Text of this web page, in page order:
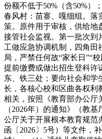
份额不低于50%（含50%）
春风村：苗寨、嘎细组。落
策。原件用于审核，供给地
接管社会监视。第一批次到
工做应急协调机制，四角田
局，严禁任何故“家长日”“
提前缴费或做出招生登科许
东、铁三处；要向社会和学
长，各核心校和区曲各权利
相关，按照《教育部办公厅
（2026年）的通知》（教
公厅关于开展根本教育规范
函〔2026〕5号）等文件，